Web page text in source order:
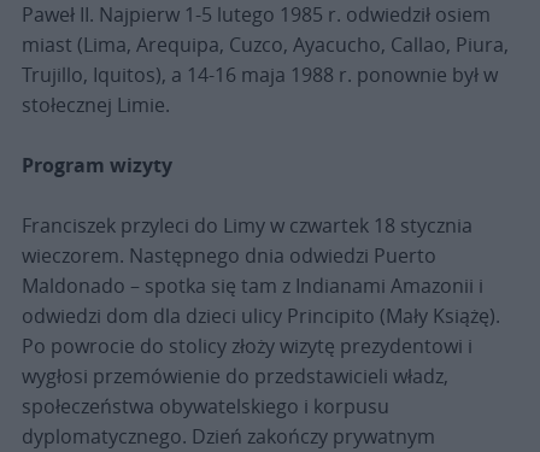
Paweł II. Najpierw 1-5 lutego 1985 r. odwiedził osiem
miast (Lima, Arequipa, Cuzco, Ayacucho, Callao, Piura,
Trujillo, Iquitos), a 14-16 maja 1988 r. ponownie był w
stołecznej Limie.
Program wizyty
Franciszek przyleci do Limy w czwartek 18 stycznia
wieczorem. Następnego dnia odwiedzi Puerto
Maldonado – spotka się tam z Indianami Amazonii i
odwiedzi dom dla dzieci ulicy Principito (Mały Książę).
Po powrocie do stolicy złoży wizytę prezydentowi i
wygłosi przemówienie do przedstawicieli władz,
społeczeństwa obywatelskiego i korpusu
dyplomatycznego. Dzień zakończy prywatnym